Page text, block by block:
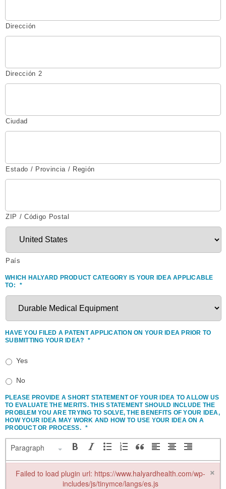
Dirección
Dirección 2
Ciudad
Estado / Provincia / Región
ZIP / Código Postal
País
WHICH HALYARD PRODUCT CATEGORY IS YOUR IDEA APPLICABLE
TO:
*
HAVE YOU FILED A PATENT APPLICATION ON YOUR IDEA PRIOR TO
SUBMITTING YOUR IDEA? *
Yes
No
PLEASE PROVIDE A SHORT STATEMENT OF YOUR IDEA TO ALLOW US
TO EVALUATE THE MERITS. THIS STATEMENT SHOULD INCLUDE THE
PROBLEM YOU ARE TRYING TO SOLVE, THE BENEFITS OF YOUR IDEA,
HOW YOUR IDEA MAY WORK AND HOW TO USE YOUR IDEA ON A
PRODUCT OR PROCESS. *
Paragraph
Failed to load plugin url: https://www.halyardhealth.com/wp-
includes/js/tinymce/langs/es.js
×